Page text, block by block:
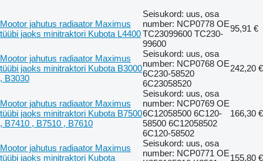
Mootor jahutus radiaator Maximus
tüübi jaoks minitraktori Kubota L4400
Seisukord: uus, osa
number: NCP0778 OE
TC23099600 TC230-
99600
95,91 €
Mootor jahutus radiaator Maximus
tüübi jaoks minitraktori Kubota B3000
, B3030
Seisukord: uus, osa
number: NCP0768 OE
6C230-58520
6C23058520
242,20 €
Mootor jahutus radiaator Maximus
tüübi jaoks minitraktori Kubota B7500
, B7410 , B7510 , B7610
Seisukord: uus, osa
number: NCP0769 OE
6C12058500 6C120-
58500 6C12058502
6C120-58502
166,30 €
Mootor jahutus radiaator Maximus
tüübi jaoks minitraktori Kubota
Seisukord: uus, osa
number: NCP0771 OE155,80 €